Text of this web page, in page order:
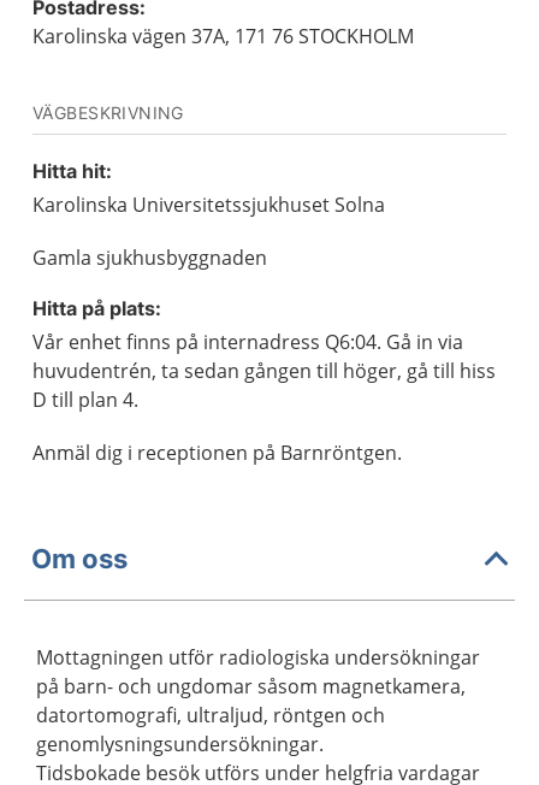
Postadress:
Karolinska vägen 37A, 171 76 STOCKHOLM
VÄGBESKRIVNING
Hitta hit:
Karolinska Universitetssjukhuset Solna
Gamla sjukhusbyggnaden
Hitta på plats:
Vår enhet finns på internadress Q6:04. Gå in via
huvudentrén, ta sedan gången till höger, gå till hiss
D till plan 4.
Anmäl dig i receptionen på Barnröntgen.
Om oss
Mottagningen utför radiologiska undersökningar
på barn- och ungdomar såsom magnetkamera,
datortomografi, ultraljud, röntgen och
genomlysningsundersökningar.
Tidsbokade besök utförs under helgfria vardagar